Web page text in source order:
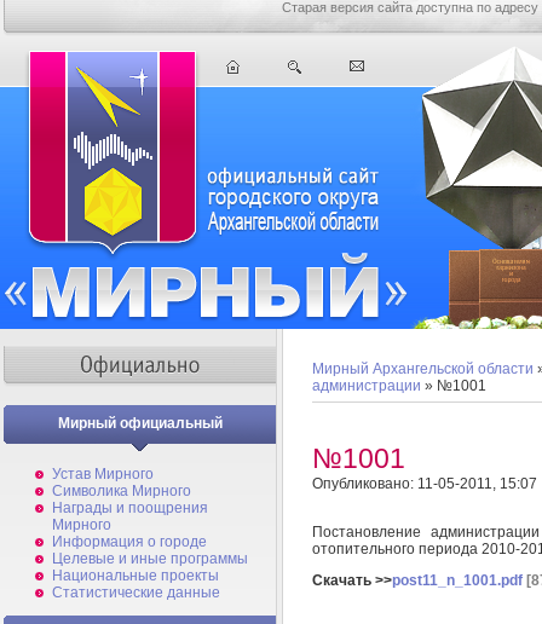
Старая версия сайта доступна по адресу
Мирный официальный
Устав Мирного
Символика Мирного
Награды и поощрения
Мирного
Информация о городе
Целевые и иные программы
Национальные проекты
Статистические данные
Мирный Архангельской области
администрации » №1001
№1001
Опубликовано: 11-05-2011, 15:07
Постановление
отопительного периода 2010-
Скачать >>post11_n_1001.pdf